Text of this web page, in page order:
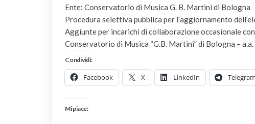
Ente: Conservatorio di Musica G. B. Martini di Bologna
Procedura selettiva pubblica per l’aggiornamento
Aggiunte per incarichi di collaborazione occasionale
Conservatorio di Musica “G.B. Martini” di Bologna –
Condividi:
Facebook X LinkedIn Telegram
Mi piace: